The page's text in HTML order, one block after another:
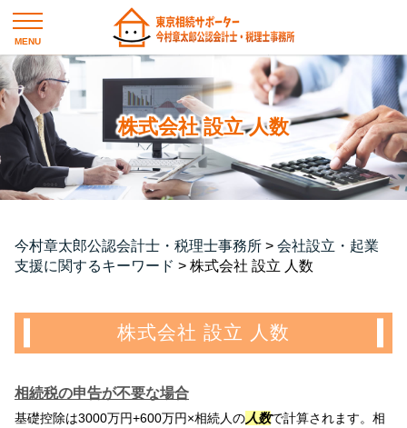
株式会社 設立 人数
今村章太郎公認会計士・税理士事務所 > 会社設立・起業
支援に関するキーワード > 株式会社 設立 人数
株式会社 設立 人数
相続税の申告が不要な場合
基礎控除は3000万円+600万円×相続人の人数で計算されます。相